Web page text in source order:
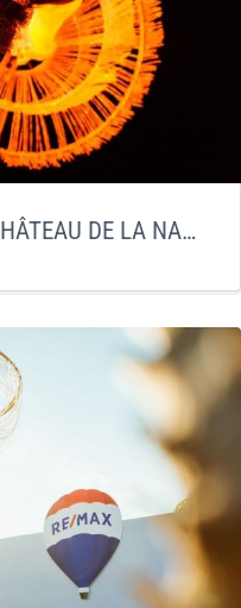
LUSTRE CHAMPAGNE – CHÂTEAU DE LA NAPOULE